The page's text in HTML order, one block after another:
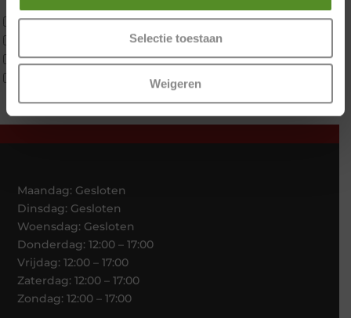
Selectie toestaan
Weigeren
Tweepersoons 1 kern
Tweepersoons 1 kern product
Tweepersoons 2 kernen
Webshop Only Collectie
Maandag: Gesloten
Dinsdag: Gesloten
Woensdag: Gesloten
Donderdag: 12:00 – 17:00
Vrijdag: 12:00 – 17:00
Zaterdag: 12:00 – 17:00
Zondag: 12:00 – 17:00